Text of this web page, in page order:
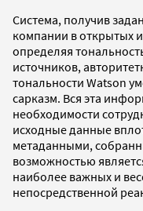
Система, получив
компании в открытых
определяя
источников,
тональности Watson
сарказм. Вся эта
необходимости
исходные данные
метаданными,
возможностью
наиболее важных и
непосредственной